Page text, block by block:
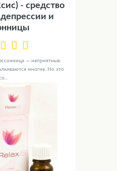
- средство
депрессии и
— неприятные
многие. Но это